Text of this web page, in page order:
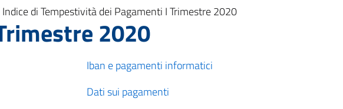
Indice di Tempestività dei Pagamenti I Trimestre 2020
2020
Iban e pagamenti informatici
Dati sui pagamenti